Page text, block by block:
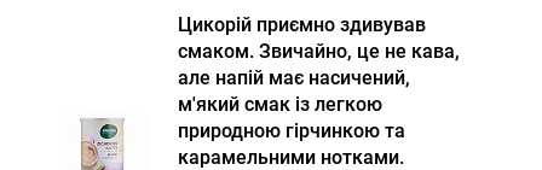
Цикорій приємно здивував
смаком. Звичайно, це не кава,
але напій має насичений,
м'який смак із легкою
природною гірчинкою та
карамельними нотками.